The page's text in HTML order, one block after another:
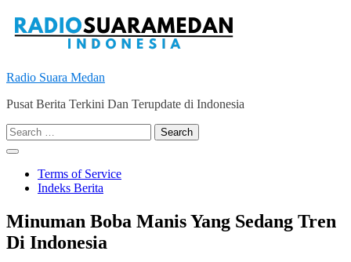
content
Radio Suara Medan
Pusat Berita Terkini Dan Terupdate di Indonesia
Search
for:
Terms of Service
Indeks Berita
Minuman Boba Manis Yang Sedang Tren
Di Indonesia